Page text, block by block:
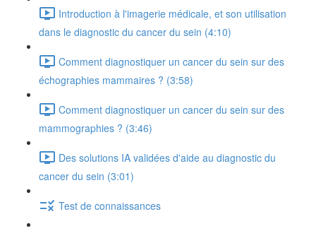
Introduction à l'imagerie médicale, et son utilisation
dans le diagnostic du cancer du sein (4:10)
Comment diagnostiquer un cancer du sein sur des
échographies mammaires ? (3:58)
Comment diagnostiquer un cancer du sein sur des
mammographies ? (3:46)
Des solutions IA validées d'aide au diagnostic du
cancer du sein (3:01)
Test de connaissances